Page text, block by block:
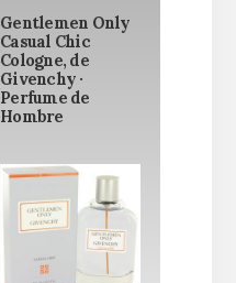
Gentlemen Only
Casual Chic
Cologne, de
Givenchy ·
Perfume de
Hombre